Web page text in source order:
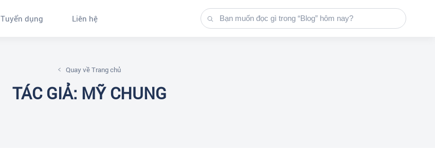
Tuyển dụng Liên hệ
Quay về Trang chủ
TÁC GIẢ: MỸ CHUNG